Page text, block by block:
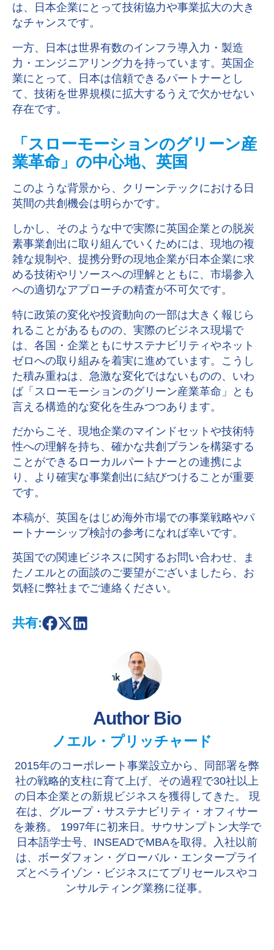
は、日本企業にとって技術協力や事業拡大の大き
なチャンスです。
一方、日本は世界有数のインフラ導入力・製造
力・エンジニアリング力を持っています。英国企
業にとって、日本は信頼できるパートナーとし
て、技術を世界規模に拡大するうえで欠かせない
存在です。
「スローモーションのグリーン産
業革命」の中心地、英国
このような背景から、クリーンテックにおける日
英間の共創機会は明らかです。
しかし、 そのような中で実際に英国企業との脱炭
素事業創出に取り組んでいくためには、現地の複
雑な規制や、提携分野の現地企業が日本企業に求
める技術やリソースへの理解とともに、市場参入
への適切なアプローチの精査が不可欠です。
特に政策の変化や投資動向の一部は大きく報じら
れることがあるものの、実際のビジネス現場で
は、各国・企業ともにサステナビリティやネット
ゼロへの取り組みを着実に進めています。こうし
た積み重ねは、急激な変化ではないものの、いわ
ば「スローモーションのグリーン産業革命」とも
言える構造的な変化を生みつつあります。
だからこそ、現地企業のマインドセットや技術特
性への理解を持ち、確かな共創プランを構築する
ことができるローカルパートナーとの連携によ
り、より確実な事業創出に結びつけることが重要
です。
本稿が、英国をはじめ海外市場での事業戦略やパ
ートナーシップ検討の参考になれば幸いです。
英国での関連ビジネスに関するお問い合わせ、ま
たノエルとの面談のご要望がございましたら、お
気軽に弊社までご連絡ください。
共有:S
k
S
S
e
d
n
Author Bio
ノエル・プリッチャード
2015年のコーポレート事業設立から、同部署を弊
社の戦略的支柱に育て上げ、その過程で30社以上
の日本企業との新規ビジネスを獲得してきた。 現
在は、グループ・サステナビリティ・オフィサー
を兼務。 1997年に初来日。サウサンプトン大学で
日本語学士号、INSEADでMBAを取得。入社以前
は、ボーダフォン・グローバル・エンタープライ
ズとベライゾン・ビジネスにてプリセールスやコ
ンサルティング業務に従事。